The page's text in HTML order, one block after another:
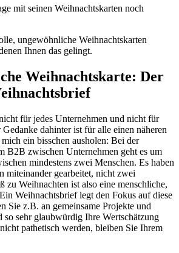
mit seinen Weihnachtskarten noch
ungewöhnliche Weihnachtskarten
Ihnen das gelingt.
Weihnachtskarte: Der
für jedes Unternehmen und nicht für
dahinter ist für alle einen näheren
ein bisschen ausholen: Bei der
B2B zwischen Unternehmen geht es um
mindestens zwei Menschen. Es haben
miteinander gearbeitet, nicht zwei
zu Weihnachten ist also eine menschliche,
Weihnachtsbrief legt den Fokus auf diese
Sie z.B. an gemeinsame Projekte und
so sehr glaubwürdig Ihre Wertschätzung
pathetisch werden, bleiben Sie Ihrem